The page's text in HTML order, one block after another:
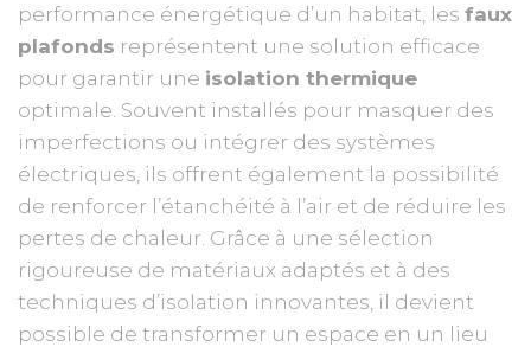
performance énergétique d’un habitat, les faux
plafonds représentent une solution efficace
pour garantir une isolation thermique
optimale. Souvent installés pour masquer des
imperfections ou intégrer des systèmes
électriques, ils offrent également la possibilité
de renforcer l’étanchéité à l’air et de réduire les
pertes de chaleur. Grâce à une sélection
rigoureuse de matériaux adaptés et à des
techniques d’isolation innovantes, il devient
possible de transformer un espace en un lieu